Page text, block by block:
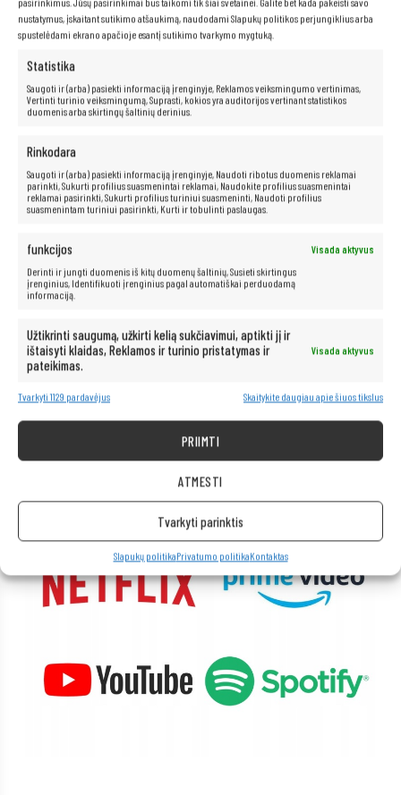
nustatymus, įskaitant sutikimo atšaukimą, naudodami Slapukų politikos perjungiklius arba
spustelėdami ekrano apačioje esantį sutikimo tvarkymo mygtuką.
Statistika
Saugoti ir (arba) pasiekti informaciją įrenginyje, Reklamos veiksmingumo vertinimas,
Vertinti turinio veiksmingumą, Suprasti, kokios yra auditorijos vertinant statistikos
duomenis arba skirtingų šaltinių derinius.
Rinkodara
Saugoti ir (arba) pasiekti informaciją įrenginyje, Naudoti ribotus duomenis reklamai
parinkti, Sukurti profilius suasmenintai reklamai, Naudokite profilius suasmenintai
reklamai pasirinkti, Sukurti profilius turiniui suasmeninti, Naudoti profilius
suasmenintam turiniui pasirinkti, Kurti ir tobulinti paslaugas.
funkcijos
Visada aktyvus
Derinti ir jungti duomenis iš kitų duomenų šaltinių, Susieti skirtingus
įrenginius, Identifikuoti įrenginius pagal automatiškai perduodamą
informaciją.
Užtikrinti saugumą, užkirti kelią sukčiavimui, aptikti jį ir
ištaisyti klaidas, Reklamos ir turinio pristatymas ir
pateikimas.
Visada aktyvus
Tvarkyti 1129 pardavėjus Skaitykite daugiau apie šiuos tikslus
PRIIMTI
ATMESTI
Tvarkyti parinktis
Slapukų politikaPrivatumo politikaKontaktas
„Intel Core i5-8365u“ procesorius
„Intel Core i5“procesoriai yra puikus sprendimas tiems, kurie ieško
mėgautis greitu failų ir programų atidarymu bei greitu perėjimu tarp
programų ir tinklalapių. Be to, šie procesoriai siūlo išskirtines pramogų
galimybes ir sklandų aukštos raiškos vaizdo atkūrimą.
Neribotos multimedijos galimybės yra
po ranka!
Kompiuteris taip pat idealiai tinka visoms multimedijos programoms.
platformų kaip „Netflix“, „HBO“, „Amazon“, „YouTube“, „Spotify“ ir